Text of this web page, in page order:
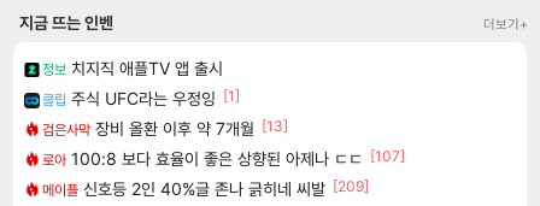
지금 뜨는 인벤 더보기+
정보 치지직 애플TV 앱 출시
클립 주식 UFC라는 우정잉 [1]
검은사막 장비 올환 이후 약 7개월 [13]
로아 100:8 보다 효율이 좋은 상향된 아제나 ㄷㄷ
[107]
메이플 신호등 2인 40%글 존나 긁히네 씨발 [209]